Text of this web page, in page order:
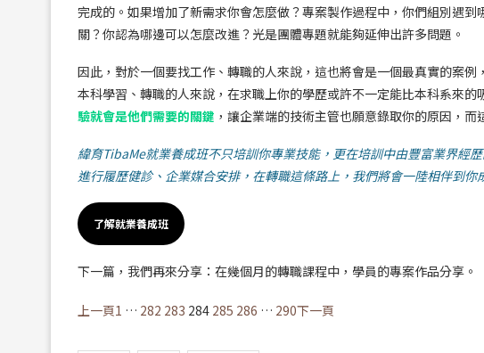
完成的。如果增加了新需求你會怎麼做？專案製作過程中，你們組別遇
關？你認為哪邊可以怎麼改進？光是團體專題就能夠延伸出許多問題。
因此，對於一個要找工作、轉職的人來說，這也將會是一個最真實的案
本科學習、轉職的人來說，在求職上你的學歷或許不一定能比本科系來的
驗就會是他們需要的關鍵 ，讓企業端的技術主管也願意錄取你的原因，
緯育TibaMe就業養成班不只培訓你專業技能，更在培訓中由豐富業界經
進行履歷健診、企業媒合安排，在轉職這條路上，我們將會一陸相伴到你
了解就業養成班
下一篇，我們再來分享：在幾個月的轉職課程中，學員的專案作品分享。
上一頁1 … 282 283 284 285 286 … 290下一頁